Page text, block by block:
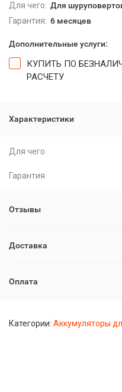
Для чего: Для
Гарантия: 6 месяцев
Дополнительные услуги:
КУПИТЬ ПО
РАСЧЕТУ
Характеристики
Для чего
Гарантия
Отзывы
Доставка
Оплата
Категории: Аккумуляторы